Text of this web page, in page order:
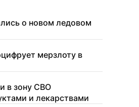
о новом ледовом
мерзлоту в
в зону СВО
и лекарствами